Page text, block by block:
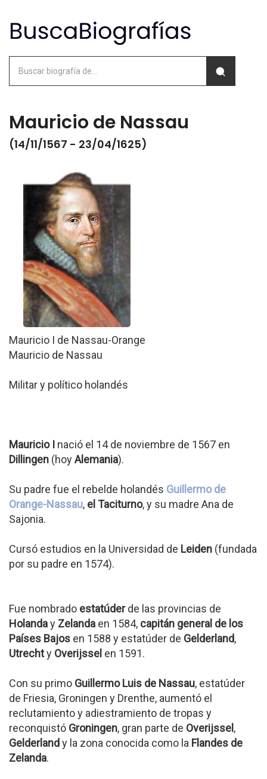
Mauricio de Nassau
(14/11/1567 - 23/04/1625)
Mauricio I de Nassau-Orange
Mauricio de Nassau
Militar y político holandés
Mauricio I nació el 14 de noviembre de 1567 en
Dillingen (hoyAlemania).
Su padre fue el rebelde holandés Guillermo de
Orange-Nassau, el Taciturno, y su madre Ana de
Sajonia.
Cursó estudios en la Universidad de Leiden (fundada
por su padre en 1574).
Fue nombrado estatúderde las provincias de
Holanday Zelanda en 1584, capitán general de los
Países Bajos en 1588 y estatúder de Gelderland,
Utrechty Overijssel en 1591.
Con su primo Guillermo Luis de Nassau, estatúder
de Friesia, Groningen y Drenthe, aumentó el
reclutamiento y adiestramiento de tropas y
reconquistó Groningen, gran parte de Overijssel ,
Gelderlandy la zona conocida como la Flandes de
Zelanda.